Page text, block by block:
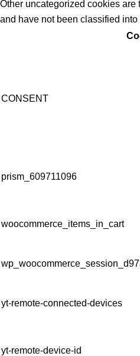
Other uncategorized cookies are
and have not been classified into
CONSENT
prism_609711096
woocommerce_items_in_cart
yt-remote-connected-devices
yt-remote-device-id